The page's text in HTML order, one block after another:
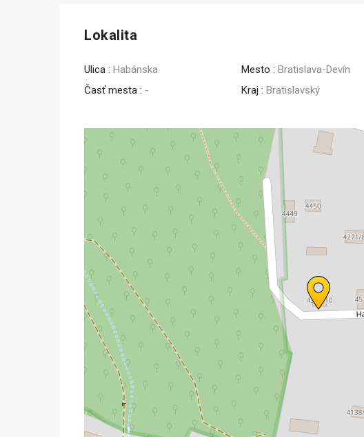
Lokalita
Ulica : Habánska
Časť mesta : -
Mesto : Bratislava-Devín
Kraj : Bratislavský